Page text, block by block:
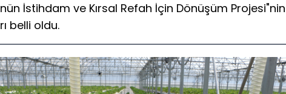
İstihdam ve Kırsal Refah İçin Dönüşüm Projesi"nin
belli oldu.